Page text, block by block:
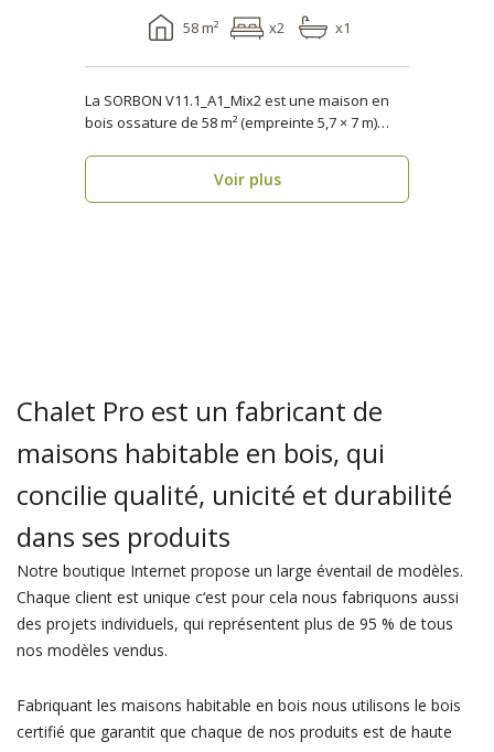
58 m² x2 x1
La SORBON V11.1_A1_Mix2 est une maison en
bois ossature de 58 m² (empreinte 5,7 × 7 m)
Voir plus
Chalet Pro est un fabricant de
maisons habitable en bois, qui
concilie qualité, unicité et durabilité
dans ses produits
Notre boutique Internet propose un large éventail de modèles.
Chaque client est unique c‘est pour cela nous fabriquons aussi
des projets individuels, qui représentent plus de 95 % de tous
nos modèles vendus.
Fabriquant les maisons habitable en bois nous utilisons le bois
certifié que garantit que chaque de nos produits est de haute